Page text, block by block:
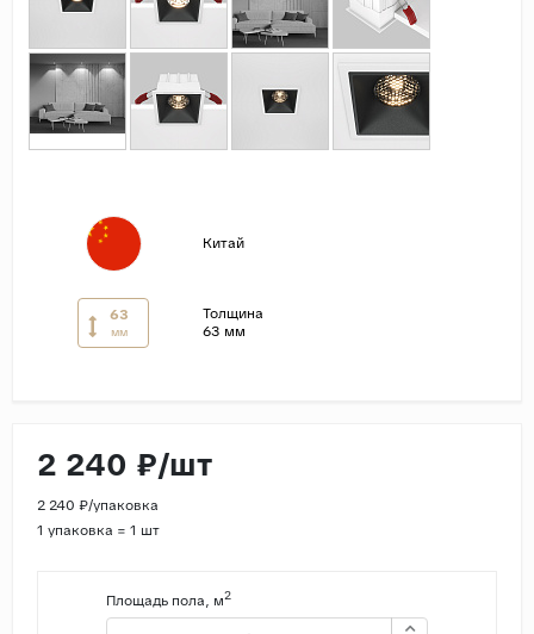
Страны
Россия
Индия
Китай
Китай
63
мм
Толщина
63 мм
2 240 ₽/шт
2 240 ₽/упаковка
1 упаковка = 1 шт
Площадь пола, м2